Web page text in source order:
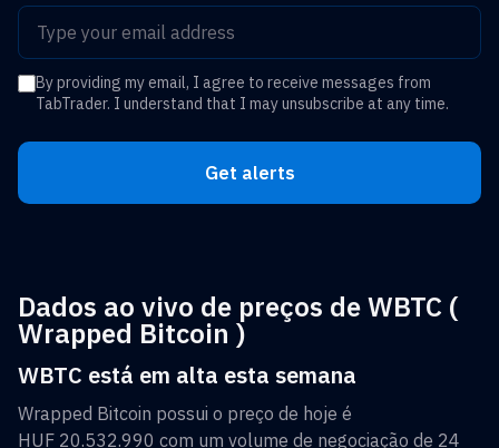
By providing my email, I agree to receive messages from
TabTrader. I understand that I may unsubscribe at any time.
Get alerts
Dados ao vivo de preços de WBTC (
Wrapped Bitcoin )
WBTC está em alta esta semana
Wrapped Bitcoin possui o preço de hoje é
HUF 20.532.990 com um volume de negociação de 24